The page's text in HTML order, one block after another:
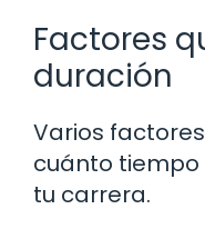
Factores
duración
Varios
cuánto
tu carrera.